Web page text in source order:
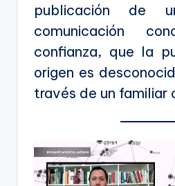
publicación de
comunicación
confianza, que la
origen es
través de un familiar